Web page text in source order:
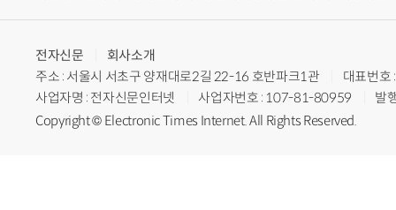
전자신문
회사소개
주소 : 서울시 서초구 양재대로2길 22-16 호반파크1관
대표번
사업자명 : 전자신문인터넷
사업자번호 : 107-81-80959
발
Copyright © Electronic Times Internet. All Rights Reserved.